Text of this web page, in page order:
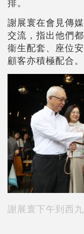
謝展寰在會見傳
交流，指出他們
衞生配套、座位
顧客亦積極配合。
謝展寰下午到西